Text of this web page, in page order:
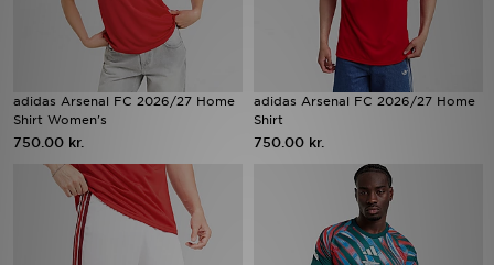
adidas Arsenal FC 2026/27 Home
Shirt Women's
750.00 kr.
adidas Arsenal FC 2026/27 Home
Shirt
750.00 kr.
Mine beskeder
Hjælp & information
JD Blog